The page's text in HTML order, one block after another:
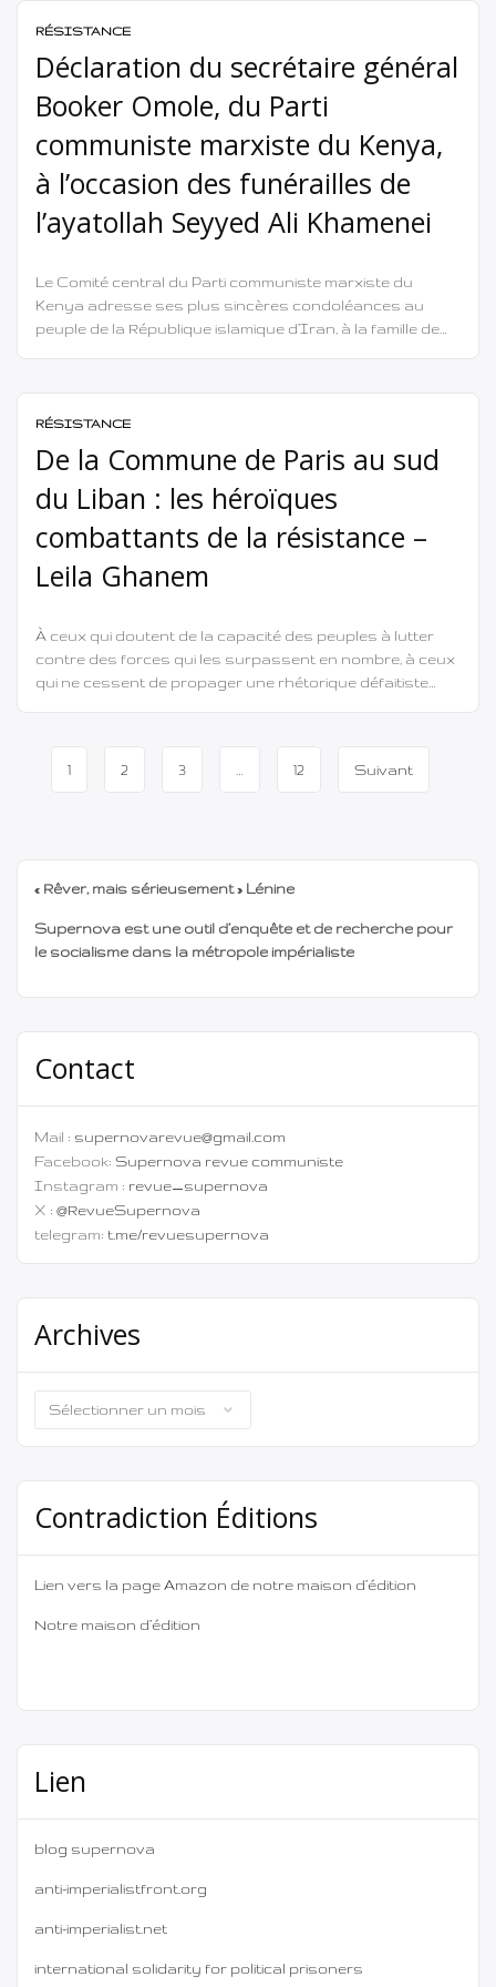
qui ne peuvent être ignorées. […] […]
RÉSISTANCE
Déclaration du secrétaire général
Booker Omole, du Parti
communiste marxiste du Kenya,
à l’occasion des funérailles de
l’ayatollah Seyyed Ali Khamenei
Le Comité central du Parti communiste marxiste du
Kenya adresse ses plus sincères condoléances au
peuple de la République islamique d’Iran, à la famille de
l’une des figures politiques marquantes […]
RÉSISTANCE
De la Commune de Paris au sud
du Liban : les héroïques
combattants de la résistance –
Leila Ghanem
À ceux qui doutent de la capacité des peuples à lutter
contre des forces qui les surpassent en nombre, à ceux
qui ne cessent de propager une rhétorique défaitiste
Navigation
1 2 3 12 Suivant
« Rêver, mais sérieusement » Lénine
Supernova est une outil d’enquête et de recherche pour
le socialisme dans la métropole impérialiste
Contact
Mail : supernovarevue@gmail.com
Facebook: Supernova revue communiste
Instagram : revue_supernova
X : @RevueSupernova
telegram: t.me/revuesupernova
Archives
Contradiction Éditions
Lien vers la page Amazon de notre maison d’édition
Notre maison d’édition
Lien
blog supernova
anti-imperialistfront.org
anti-imperialist.net
international solidarity for political prisoners